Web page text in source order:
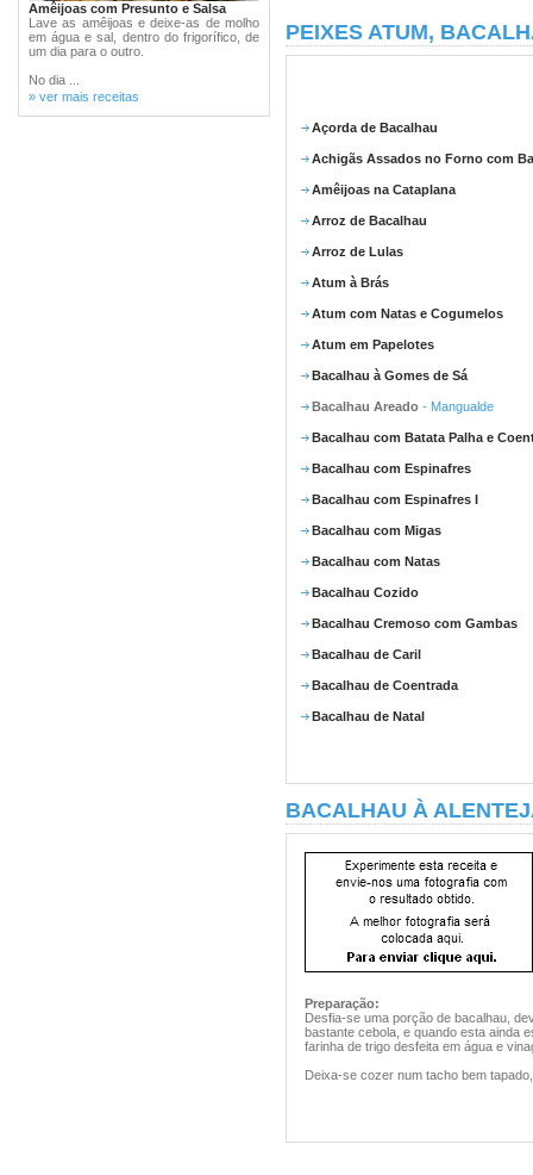
Amêijoas com Presunto e Salsa
Lave as amêijoas e deixe-as de molho
em água e sal, dentro do frigorífico, de
um dia para o outro.
No dia ...
» ver mais receitas
PEIXES ATUM,
Açorda de Bacalhau
Achigãs Assados no Forno com
Amêijoas na Cataplana
Arroz de Bacalhau
Arroz de Lulas
Atum à Brás
Atum com Natas e Cogumelos
Atum em Papelotes
Bacalhau à Gomes de Sá
Bacalhau Areado - Mangualde
Bacalhau com Batata Palha e
Bacalhau com Espinafres
Bacalhau com Espinafres I
Bacalhau com Migas
Bacalhau com Natas
Bacalhau Cozido
Bacalhau Cremoso com Gambas
Bacalhau de Caril
Bacalhau de Coentrada
Bacalhau de Natal
BACALHAU À
Preparação:
Desfia-se uma porção de bacalhau,
bastante cebola, e quando esta ainda
farinha de trigo desfeita em água e
Deixa-se cozer num tacho bem